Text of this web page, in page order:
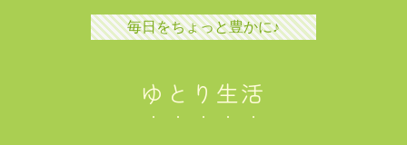
毎日をちょっと豊かに♪
ゆとり生活